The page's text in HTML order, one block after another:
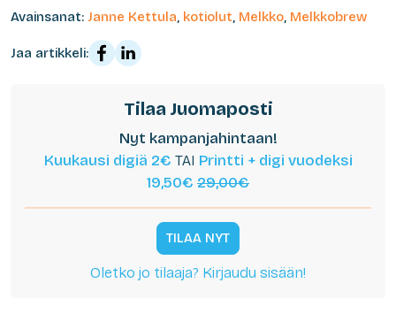
Avainsanat: Janne Kettula, kotiolut, Melkko, Melkkobrew
Jaa artikkeli:
Tilaa Juomaposti
Nyt kampanjahintaan!
Kuukausi digiä 2€ TAI Printti + digi vuodeksi
19,50€ 29,00€
TILAA NYT
Oletko jo tilaaja? Kirjaudu sisään!